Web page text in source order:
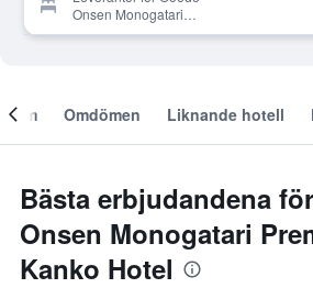
Onsen Monogatari
Premium Minoh Kanko
Om Omdömen Liknande hotell
Bästa erbjudandena
Onsen Monogatari
Kanko Hotel